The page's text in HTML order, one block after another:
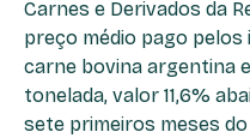
Carnes e Derivados da
preço médio pago
carne bovina argentina
tonelada, valor 11,6%
sete primeiros meses